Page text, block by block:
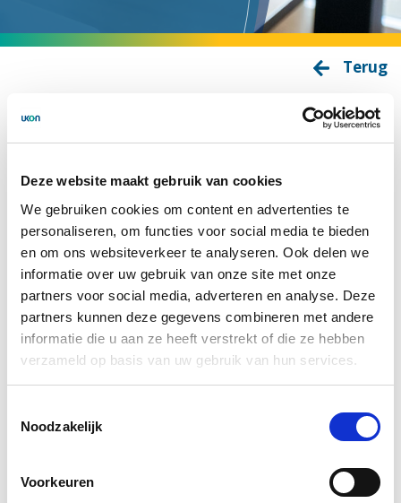
Deze website maakt gebruik van cookies
We gebruiken cookies om content en advertenties te
personaliseren, om functies voor social media te bieden
en om ons websiteverkeer te analyseren. Ook delen we
informatie over uw gebruik van onze site met onze
partners voor social media, adverteren en analyse. Deze
partners kunnen deze gegevens combineren met andere
informatie die u aan ze heeft verstrekt of die ze hebben
verzameld op basis van uw gebruik van hun services.
Noodzakelijk
Voorkeuren
Terug
Com-mens: a home-based
program for
communication problems
between people with
dementia and their
caregivers - a single-group
mixed-methods pilot study.